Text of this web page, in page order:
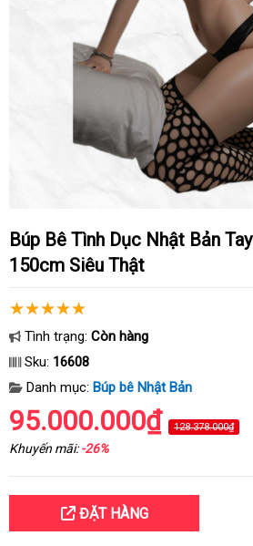
Búp Bê Tình Dục Nhật Bản Tayu Katniss Ver 2
150cm Siêu Thật
Tình trạng: Còn hàng
Sku: 16608
Danh mục: Búp bê Nhật Bản
95.000.000₫ 128.378.000₫
Khuyến mãi:-26%
ĐẶT HÀNG